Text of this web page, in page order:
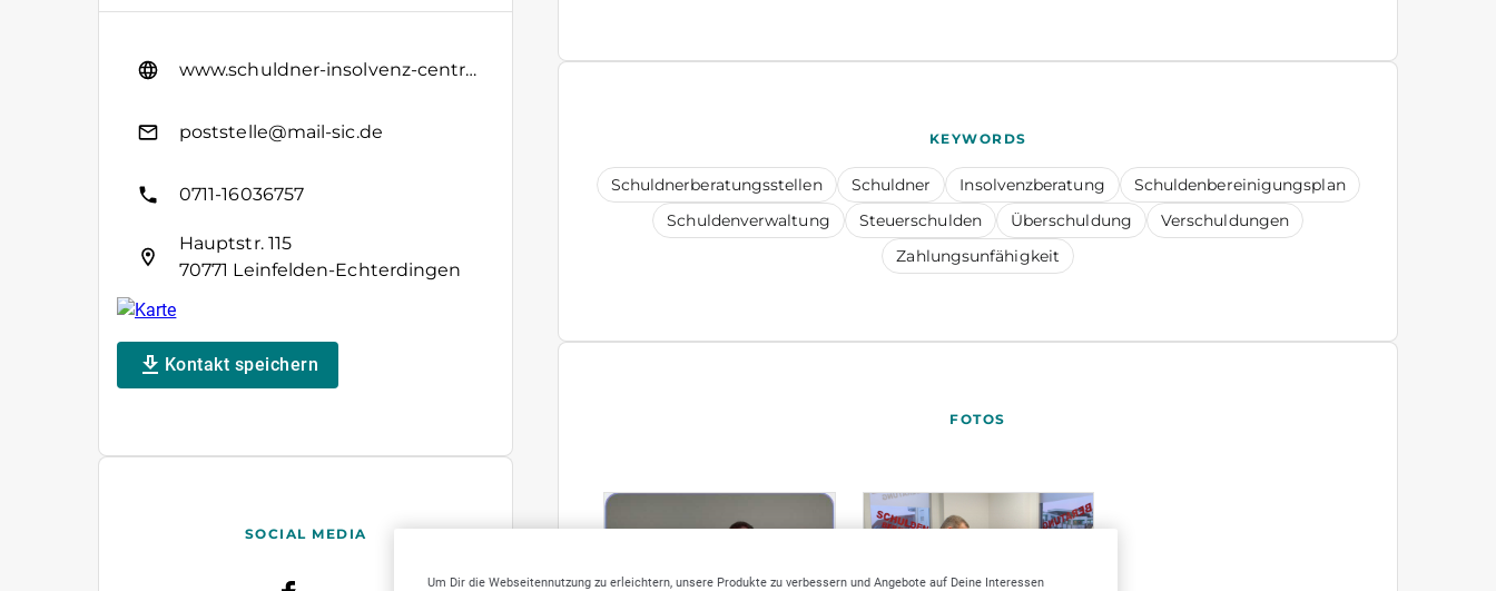
www.schuldner-insolvenz-centrum.de
poststelle@mail-sic.de
0711-16036757
Hauptstr. 115
70771 Leinfelden-Echterdingen
Kontakt speichern
SOCIAL MEDIA
KEYWORDS
Schuldnerberatungsstellen Schuldner Insolvenzberatung
Schuldenbereinigungsplan
Schuldenverwaltung
Steuerschulden Überschuldung
Verschuldungen
Zahlungsunfähigkeit
FOTOS
Um Dir die Webseitennutzung zu erleichtern, unsere Produkte zu verbessern und Angebote auf Deine Interessen